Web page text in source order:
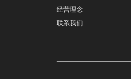
经营理念
联系我们